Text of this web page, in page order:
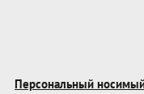
Персональный